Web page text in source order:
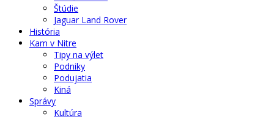
Štúdie
Jaguar Land Rover
História
Kam v Nitre
Tipy na výlet
Podniky
Podujatia
Kiná
Správy
Kultúra